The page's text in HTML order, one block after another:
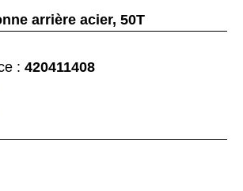
arrière acier, 50T
: 420411408